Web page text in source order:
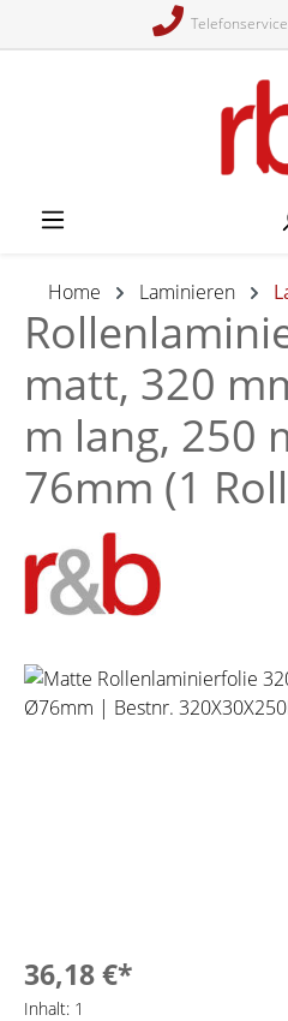
Home Laminieren
matt, 320
m lang, 250
76mm (1
Bildergalerie überspringen
36,18 €*
Inhalt: 1